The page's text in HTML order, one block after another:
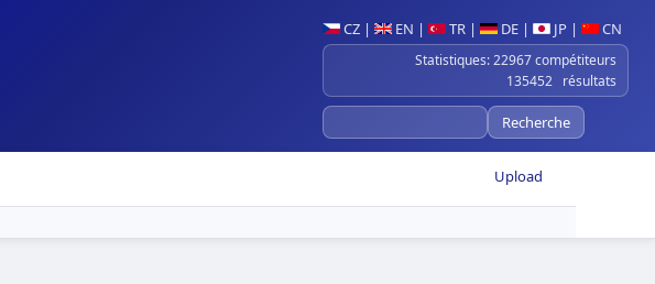
CZ | EN | TR | DE | JP | CN
Statistiques: 22967 compétiteurs
135452 résultats
Upload